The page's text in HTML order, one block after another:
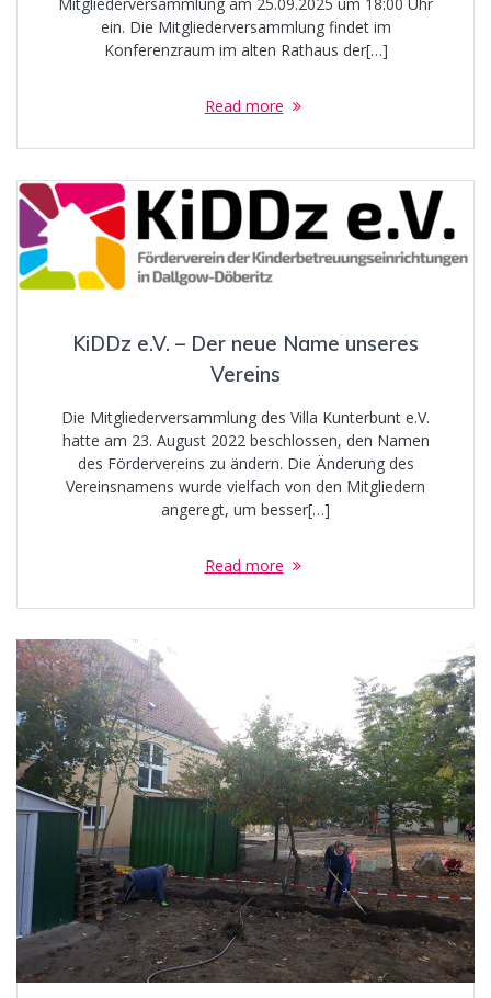
ein. Die Mitgliederversammlung findet im
Konferenzraum im alten Rathaus der[…]
Read more
KiDDz e.V. – Der neue Name unseres
Vereins
Die Mitgliederversammlung des Villa Kunterbunt e.V.
hatte am 23. August 2022 beschlossen, den Namen
des Fördervereins zu ändern. Die Änderung des
Vereinsnamens wurde vielfach von den Mitgliedern
angeregt, um besser[…]
Read more